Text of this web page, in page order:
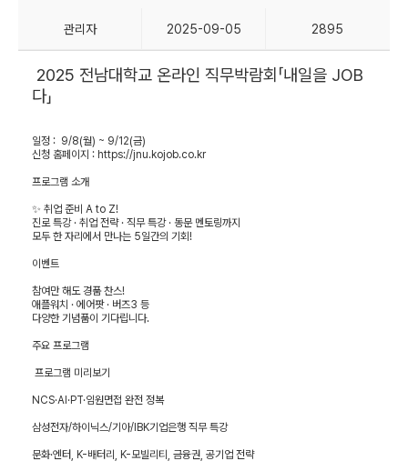
관리자 2025-09-05 2895
2025 전남대학교 온라인 직무박람회「내일을 JOB
다」
일정 : 9/8(월) ~ 9/12(금)
신청 홈페이지 : https://jnu.kojob.co.kr
프로그램 소개
✨ 취업 준비 A to Z!
진로 특강 · 취업 전략 · 직무 특강 · 동문 멘토링까지
모두 한 자리에서 만나는 5일간의 기회!
이벤트
참여만 해도 경품 찬스!
애플워치 · 에어팟 · 버즈3 등
다양한 기념품이 기다립니다.
주요 프로그램
프로그램 미리보기
NCS·AI·PT·임원면접 완전 정복
삼성전자/하이닉스/기아/IBK기업은행 직무 특강
문화·엔터, K-배터리, K-모빌리티, 금융권, 공기업 전략